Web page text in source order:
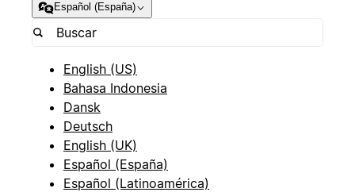
Español (España)
English (US)
Bahasa Indonesia
Dansk
Deutsch
English (UK)
Español (España)
Español (Latinoamérica)